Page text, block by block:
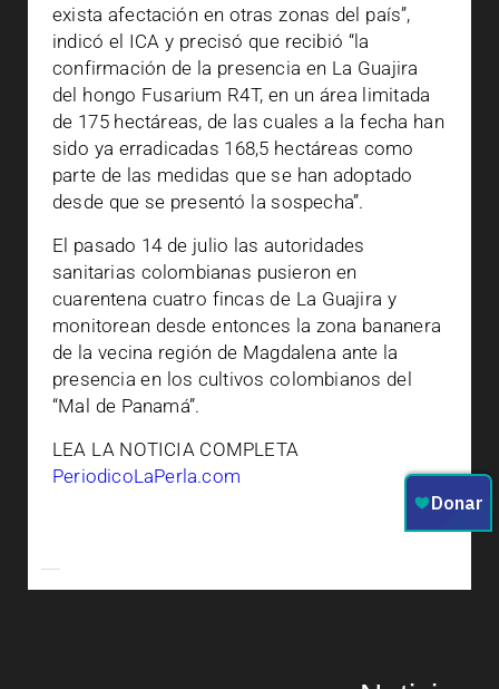
exista afectación en otras zonas del país”,
indicó el ICA y precisó que recibió “la
confirmación de la presencia en La Guajira
del hongo Fusarium R4T, en un área limitada
de 175 hectáreas, de las cuales a la fecha han
sido ya erradicadas 168,5 hectáreas como
parte de las medidas que se han adoptado
desde que se presentó la sospecha”.
El pasado 14 de julio las autoridades
sanitarias colombianas pusieron en
cuarentena cuatro fincas de La Guajira y
monitorean desde entonces la zona bananera
de la vecina región de Magdalena ante la
presencia en los cultivos colombianos del
“Mal de Panamá”.
LEA LA NOTICIA COMPLETA
PeriodicoLaPerla.com